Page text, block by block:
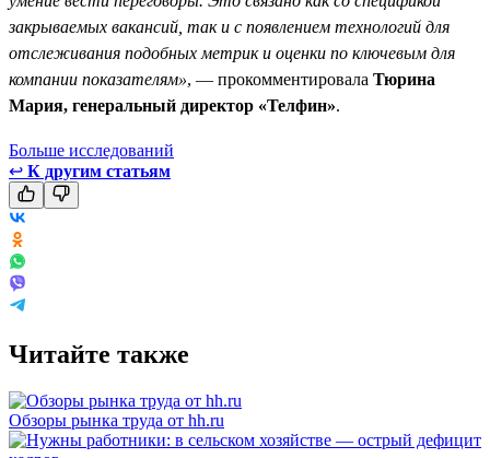
закрываемых вакансий, так и с появлением технологий для
отслеживания подобных метрик и оценки по ключевым для
компании показателям», — прокомментировала Тюрина
Мария, генеральный директор «Телфин».
Больше исследований
↩ К другим статьям
Читайте также
Обзоры рынка труда от hh.ru